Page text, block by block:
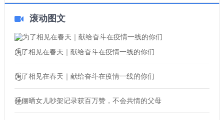
滚动图文
为了相见在春天｜献给奋斗在疫情一线的你们
为了相见在春天｜献给奋斗在疫情一线的你们
孙俪晒女儿吵架记录获百万赞，不会共情的父母